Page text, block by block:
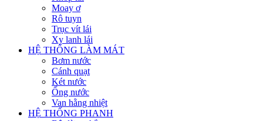
Moay ơ
Rô tuyn
Trục vít lái
Xy lanh lái
HỆ THỐNG LÀM MÁT
Bơm nước
Cánh quạt
Két nước
Ống nước
Van hằng nhiệt
HỆ THỐNG PHANH